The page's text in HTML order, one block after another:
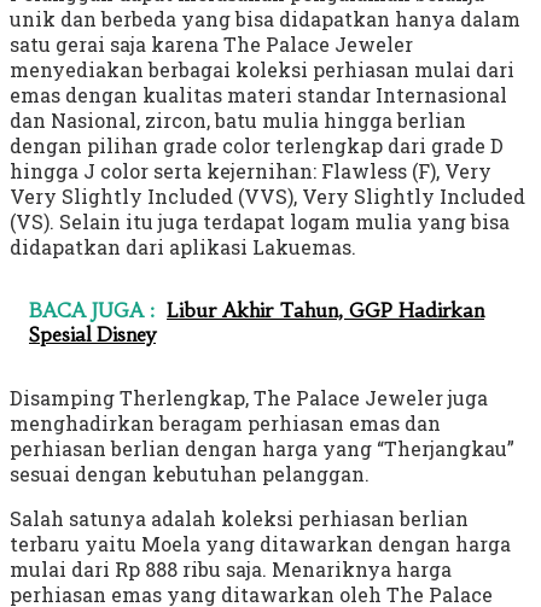
unik dan berbeda yang bisa didapatkan hanya dalam
satu gerai saja karena The Palace Jeweler
menyediakan berbagai koleksi perhiasan mulai dari
emas dengan kualitas materi standar Internasional
dan Nasional, zircon, batu mulia hingga berlian
dengan pilihan grade color terlengkap dari grade D
hingga J color serta kejernihan: Flawless (F), Very
Very Slightly Included (VVS), Very Slightly Included
(VS). Selain itu juga terdapat logam mulia yang bisa
didapatkan dari aplikasi Lakuemas.
BACA JUGA : Libur Akhir Tahun, GGP Hadirkan
Spesial Disney
Disamping Therlengkap, The Palace Jeweler juga
menghadirkan beragam perhiasan emas dan
perhiasan berlian dengan harga yang “Therjangkau”
sesuai dengan kebutuhan pelanggan.
Salah satunya adalah koleksi perhiasan berlian
terbaru yaitu Moela yang ditawarkan dengan harga
mulai dari Rp 888 ribu saja. Menariknya harga
perhiasan emas yang ditawarkan oleh The Palace